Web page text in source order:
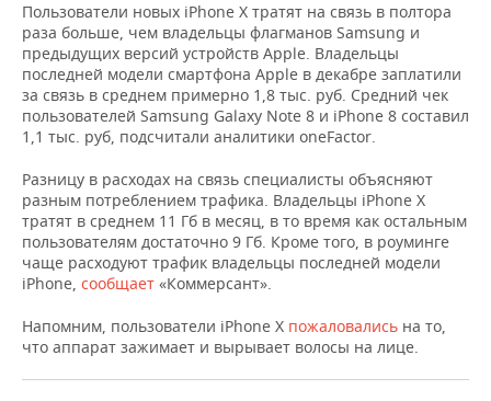
КОРОЛИ ГОСЗАКАЗА ПФО
ВУЗЫ ТАТАРСТАНА
КОМУ ПРИНАДЛЕЖАТ
ТОРГОВЫЕ ЦЕНТРЫ
ФИНАНСЫ
БАНКИ
БЮДЖЕТ
ИНВЕСТИЦИИ
НОВОСТИ
ПРОМЫШЛЕННОСТИ
АГРОПРОМ
МАШИНОСТРОЕНИЕ
НЕФТЕХИМИЯ
НЕФТЬ
ОПК
ЭНЕРГЕТИКА
НЕДВИЖИМОСТЬ
НОВОСТИ НЕДВИЖИМОСТИ
АВТО
НОВОСТИ АВТО
БИЗНЕС
НОВОСТИ БИЗНЕСА
РОЗНИЧНАЯ ТОРГОВЛЯ
ТРАНСПОРТ
УСЛУГИ
ТЕХНОЛОГИИ
НОВОСТИ ТЕХНОЛОГИЙ
IT
МЕДИА
ТЕЛЕКОММУНИКАЦИИ
МЕРОПРИЯТИЯ
НОВОСТИ МЕРОПРИЯТИЙ
ВЫЕЗДНАЯ РЕДАКЦИЯ
БИЗНЕС-БРАНЧИ
СПОРТ
НОВОСТИ СПОРТА
ФУТБОЛ
ОБЩЕСТВО
НОВОСТИ ОБЩЕСТВА
ФОТОГАЛЕРЕЯ
Пользователи новых iPhone X тратят на связь в полтора
раза больше, чем владельцы флагманов Samsung и
предыдущих версий устройств Apple. Владельцы
последней модели смартфона Apple в декабре заплатили
за связь в среднем примерно 1,8 тыс. руб. Средний чек
пользователей Samsung Galaxy Note 8 и iPhone 8 составил
1,1 тыс. руб, подсчитали аналитики oneFactor.
Разницу в расходах на связь специалисты объясняют
разным потреблением трафика. Владельцы iPhone X
тратят в среднем 11 Гб в месяц, в то время как остальным
пользователям достаточно 9 Гб. Кроме того, в роуминге
чаще расходуют трафик владельцы последней модели
iPhone, сообщает «Коммерсант».
Напомним, пользователи iPhone X пожаловались на то,
что аппарат зажимает и вырывает волосы на лице.